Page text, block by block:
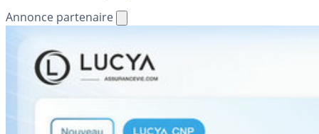
Annonce partenaire